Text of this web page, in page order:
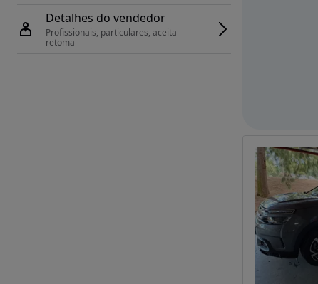
Detalhes do vendedor
Profissionais, particulares, aceita
retoma